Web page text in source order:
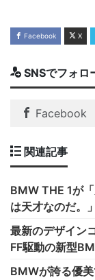
Facebook X
SNSでフォロ
Facebook
関連記事
BMW THE 1が
は天才なのだ。
最新のデザイン
FF駆動の新型
BMWが誇る優